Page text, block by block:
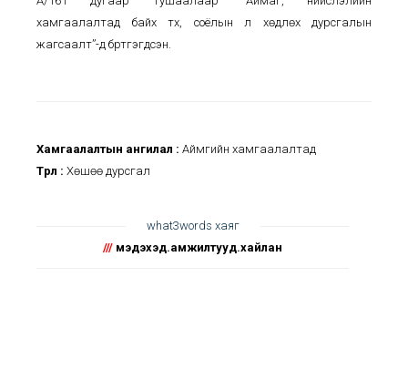
хамгаалалтад байх түүх, соёлын үл хөдлөх дурсгалын
жагсаалт”-д бүртгэгдсэн.
Хамгаалалтын ангилал : Аймгийн хамгаалалтад
Төрөл : Хөшөө дурсгал
what3words хаяг
/// мэдэхэд.амжилтууд.хайлан